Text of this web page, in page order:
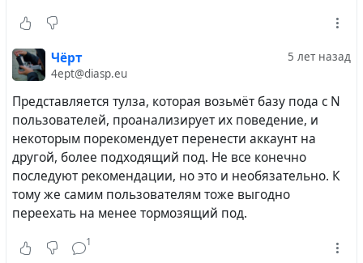
III.
децентрализованные сети склонны к вырождению
by design, как это хорошо видно на примере
старейшей децентрализованной распределённой
сети - электронной почты. Мы видим, что размер
крупных провайдеров электронной почты растёт,
а число независимых серверов сокращается. То
есть пользователи мигрируют на более крупные
серверы. Нет причин думать, что Fediverse
избежит подобной тенденции, что возвращает
нас к предыдущему разделу.
5 лет назад
Чёрт
4ept@diasp.eu
Представляется тулза, которая возьмёт базу пода с N
пользователей, проанализирует их поведение, и
некоторым порекомендует перенести аккаунт на
другой, более подходящий под. Не все конечно
последуют рекомендации, но это и необязательно. К
тому же самим пользователям тоже выгодно
переехать на менее тормозящий под.
1